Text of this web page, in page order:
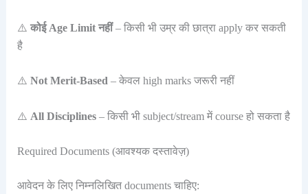
⚠️ कोई Age Limit नहीं– किसी भी उम्र की छात्रा apply कर सकती
है
⚠️ Not Merit-Based – केवल high marks जरूरी नहीं
⚠️ All Disciplines– किसी भी subject/stream में course हो सकता है
Required Documents (आवश्यक दस्तावेज़)
आवेदन के लिए निम्नलिखित documents चाहिए: